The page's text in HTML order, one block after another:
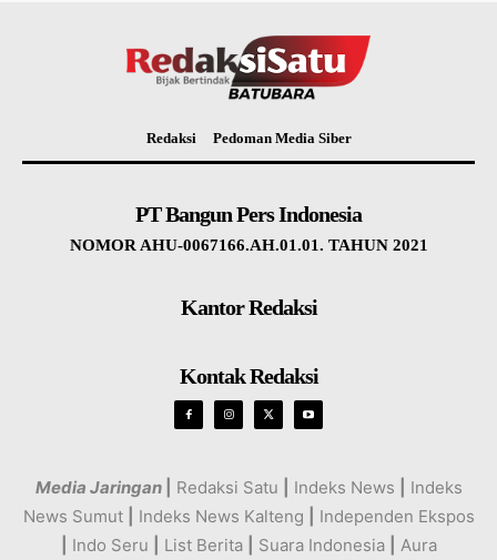
Redaksi Pedoman Media Siber
PT Bangun Pers Indonesia
NOMOR AHU-0067166.AH.01.01. TAHUN 2021
Kantor Redaksi
Kontak Redaksi
Media Jaringan Redaksi Satu Indeks News
Indeks
News Sumut
Indeks News Kalteng
Independen Ekspos
Indo Seru List Berita Suara Indonesia Aura